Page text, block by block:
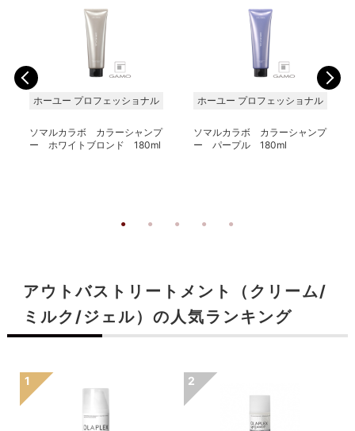
ホーユー プロフェッショナル
ソマルカラボ カラーシャンプ
ー ホワイトブロンド 180ml
ホーユー プロフェッショナル
ソマルカラボ カラーシャンプ
ー パープル 180ml
アウトバストリートメント（クリーム/
ミルク/ジェル）の人気ランキング